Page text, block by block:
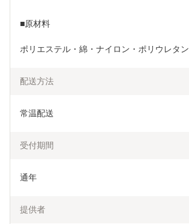
■原材料
ポリエステル・綿・ナイロン・ポリウレタン
配送方法
常温配送
受付期間
通年
提供者